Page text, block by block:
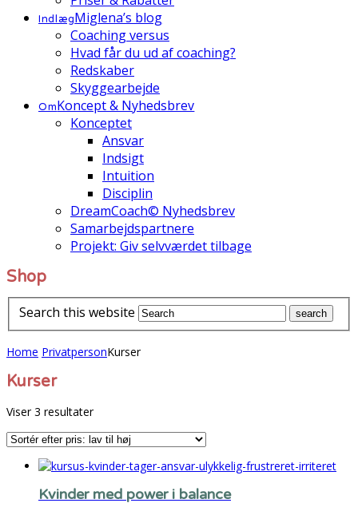
IndlægMiglena’s blog
Coaching versus
Hvad får du ud af coaching?
Redskaber
Skyggearbejde
OmKoncept & Nyhedsbrev
Konceptet
Ansvar
Indsigt
Intuition
Disciplin
DreamCoach© Nyhedsbrev
Samarbejdspartnere
Projekt: Giv selvværdet tilbage
Shop
Search this website
Home PrivatpersonKurser
Kurser
Viser 3 resultaterSorteret
efter
pris:
lav
høj
Kvinder med power i balance